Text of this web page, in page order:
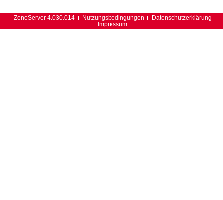
ZenoServer 4.030.014 Nutzungsbedingungen
Datenschutzerklärung
Impressum